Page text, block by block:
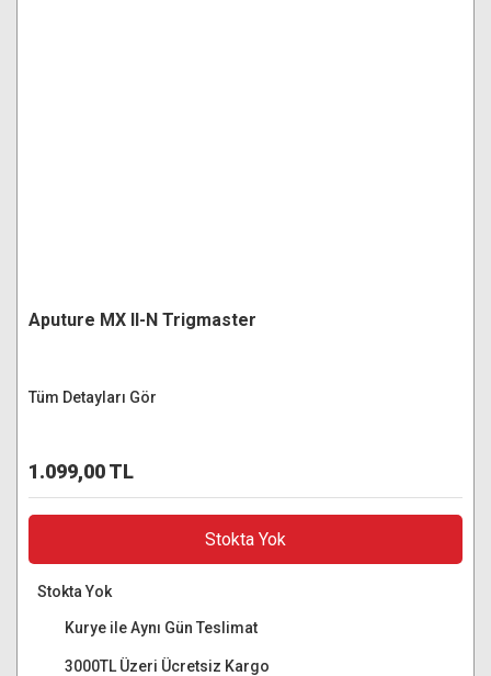
Aputure MX II-N Trigmaster
Tüm Detayları Gör
1.099,00 TL
Stokta Yok
Stokta Yok
Kurye ile Aynı Gün Teslimat
3000TL Üzeri Ücretsiz Kargo